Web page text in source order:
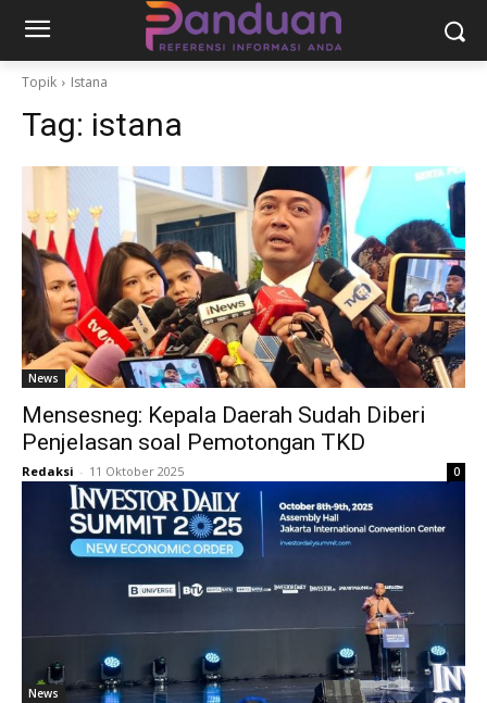
Topik Istana
Tag: istana
News
Mensesneg: Kepala Daerah Sudah Diberi
Penjelasan soal Pemotongan TKD
Redaksi - 11 Oktober 2025 0
News